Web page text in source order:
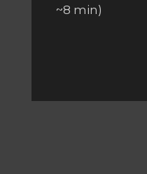
~8 min)